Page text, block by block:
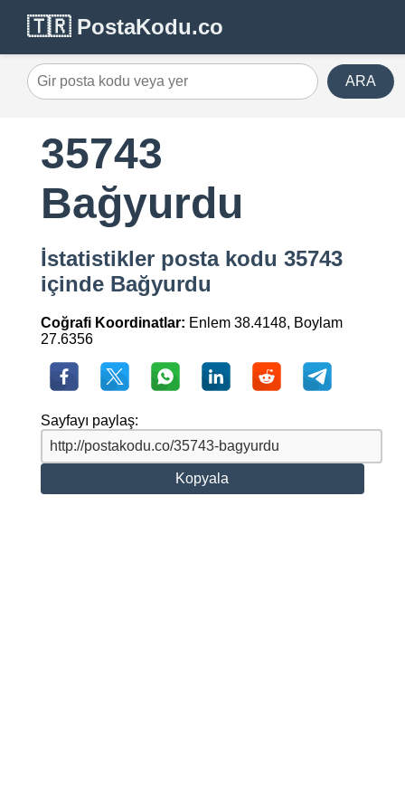
🇹🇷 PostaKodu.co
ARA
35743
Bağyurdu
İstatistikler posta kodu 35743
içinde Bağyurdu
Coğrafi Koordinatlar: Enlem 38.4148, Boylam
27.6356
Sayfayı paylaş:
Kopyala